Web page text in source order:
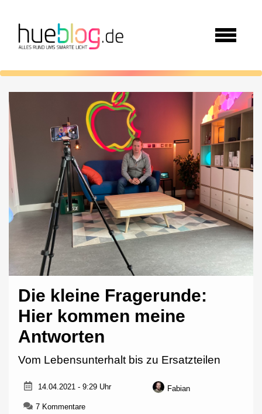
Die kleine Fragerunde:
Hier kommen meine
Antworten
Vom Lebensunterhalt bis zu Ersatzteilen
14.04.2021 - 9:29 Uhr Fabian
7 Kommentarezu